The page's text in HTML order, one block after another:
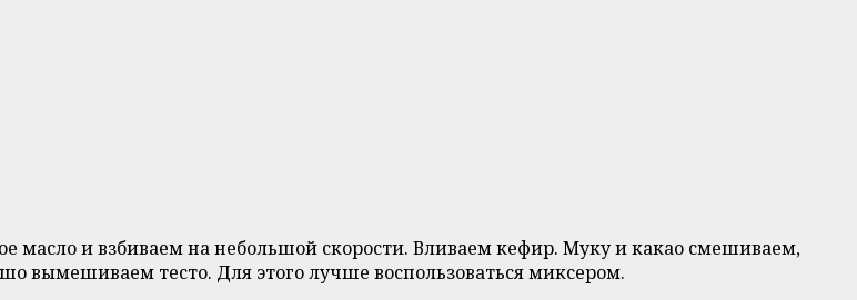
масло и взбиваем на небольшой скорости. Вливаем кефир. Муку и какао смешиваем,
вымешиваем тесто. Для этого лучше воспользоваться миксером.